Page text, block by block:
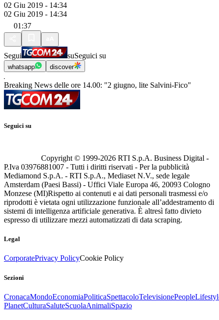
02 Giu 2019 - 14:34
02 Giu 2019 - 14:34
01:37
Segui suSeguici su
whatsapp discover
Breaking News delle ore 14.00: "2 giugno, lite Salvini-Fico"
Seguici su
Copyright © 1999-2026 RTI S.p.A. Business Digital -
P.Iva 03976881007 - Tutti i diritti riservati - Per la pubblicità
Mediamond S.p.A. - RTI S.p.A., Mediaset N.V., sede legale
Amsterdam (Paesi Bassi) - Uffici Viale Europa 46, 20093 Cologno
Monzese (MI)Rispetto ai contenuti e ai dati personali trasmessi e/o
riprodotti è vietata ogni utilizzazione funzionale all’addestramento di
sistemi di intelligenza artificiale generativa. È altresì fatto divieto
espresso di utilizzare mezzi automatizzati di data scraping.
Legal
CorporatePrivacy PolicyCookie Policy
Sezioni
CronacaMondoEconomiaPoliticaSpettacoloTelevisionePeople
PlanetCulturaSaluteScuolaAnimaliSpazio